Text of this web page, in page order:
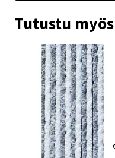
Tutustu myös